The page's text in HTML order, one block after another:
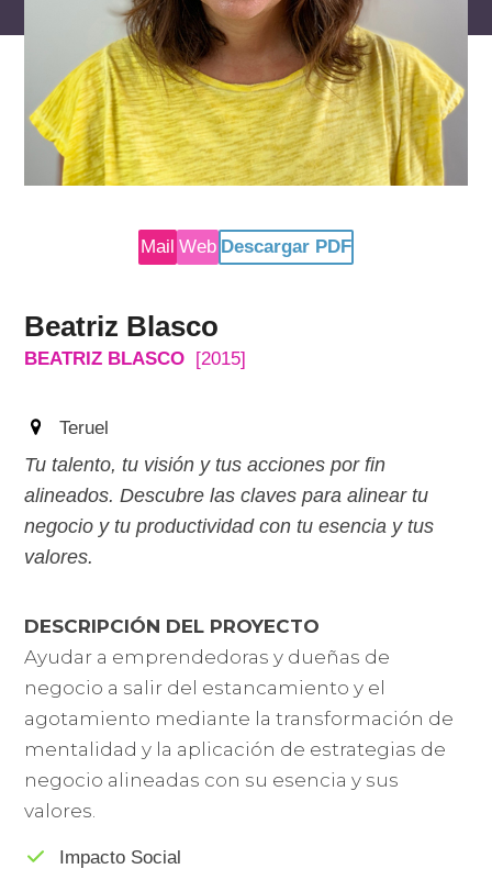
Mail Web Descargar PDF
Beatriz Blasco
BEATRIZ BLASCO [2015]
Teruel
Tu talento, tu visión y tus acciones por fin
alineados. Descubre las claves para alinear tu
negocio y tu productividad con tu esencia y tus
valores.
DESCRIPCIÓN DEL PROYECTO
Ayudar a emprendedoras y dueñas de
negocio a salir del estancamiento y el
agotamiento mediante la transformación de
mentalidad y la aplicación de estrategias de
negocio alineadas con su esencia y sus
valores.
Impacto Social
reservados